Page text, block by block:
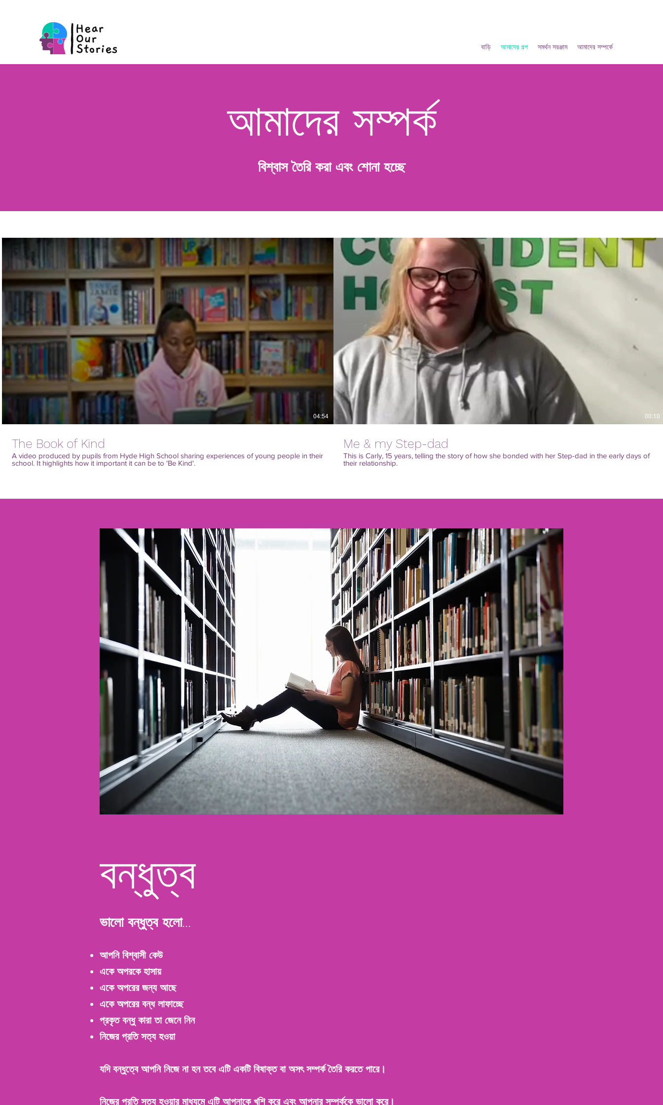
বাড়ি আমাদের গল্প সমর্থন সরঞ্জাম আমাদের সম্পর্কে
আমাদের সম্পর্ক
বিশ্বাস তৈরি করা এবং শোনা হচ্ছে
04:54
The Book of Kind
A video produced by pupils from Hyde High School sharing experiences of young people in their
school. It highlights how it important it can be to 'Be Kind'.
00:10
Me & my Step-dad
This is Carly, 15 years, telling the story of how she bonded with her Step-dad in the early days of
their relationship.
বন্ধুত্ব
ভালো বন্ধুত্ব হলো...
আপনি বিশ্বাসী কেউ
একে অপরকে হাসায়
একে অপরের জন্য আছে
একে অপরের বন্ধ লাফাচ্ছে
প্রকৃত বন্ধু কারা তা জেনে নিন
নিজের প্রতি সত্য হওয়া
যদি বন্ধুত্বে আপনি নিজে না হন তবে এটি একটি বিষাক্ত বা অসৎ সম্পর্ক তৈরি করতে পারে।
নিজের প্রতি সত্য হওয়ার মাধ্যমে এটি আপনাকে খুশি করে এবং আপনার সম্পর্ককে ভালো করে।